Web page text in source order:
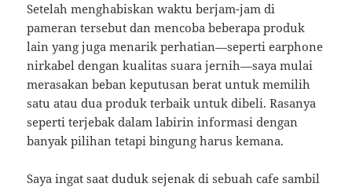
Setelah menghabiskan waktu berjam-jam di
pameran tersebut dan mencoba beberapa produk
lain yang juga menarik perhatian—seperti earphone
nirkabel dengan kualitas suara jernih—saya mulai
merasakan beban keputusan berat untuk memilih
satu atau dua produk terbaik untuk dibeli. Rasanya
seperti terjebak dalam labirin informasi dengan
banyak pilihan tetapi bingung harus kemana.
Saya ingat saat duduk sejenak di sebuah cafe sambil